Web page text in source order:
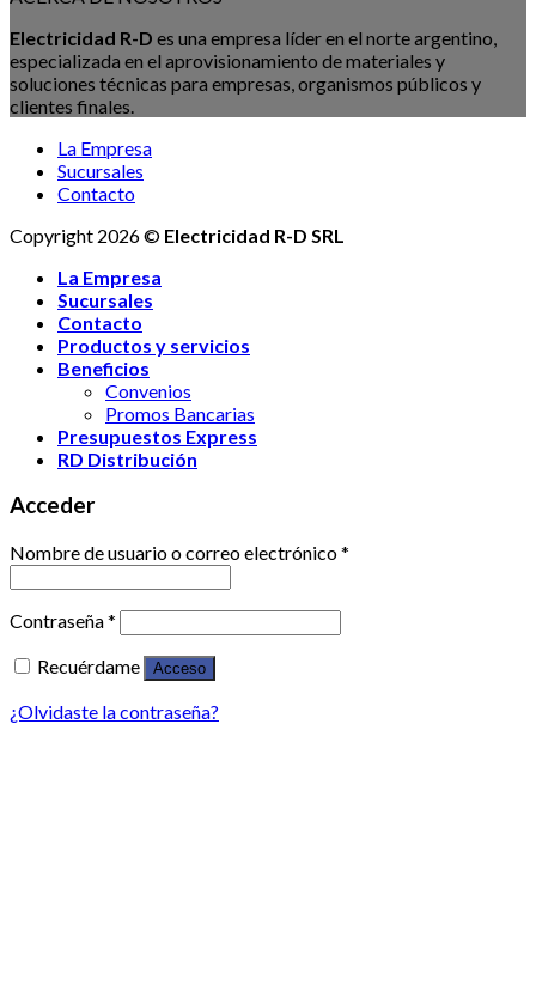
Electricidad R-D es una empresa líder en el norte argentino,
especializada en el aprovisionamiento de materiales y
soluciones técnicas para empresas, organismos públicos y
clientes finales.
La Empresa
Sucursales
Contacto
Copyright 2026 © Electricidad R-D SRL
La Empresa
Sucursales
Contacto
Productos y servicios
Beneficios
Convenios
Promos Bancarias
Presupuestos Express
RD Distribución
Acceder
Nombre de usuario o correo electrónico*
Contraseña*
Recuérdame
Acceso
¿Olvidaste la contraseña?